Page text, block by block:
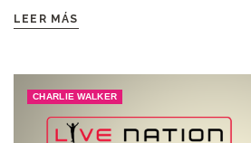
LEER MÁS
CHARLIE WALKER